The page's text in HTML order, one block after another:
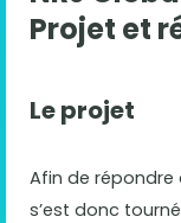
Projet et
Le projet
Afin de répondre
s’est donc